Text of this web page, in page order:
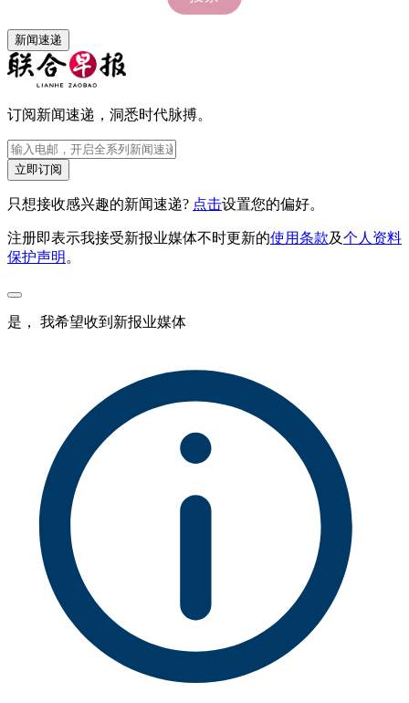
新闻速递
订阅新闻速递，洞悉时代脉搏。
立即订阅
只想接收感兴趣的新闻速递? 点击设置您的偏好。
注册即表示我接受新报业媒体不时更新的使用条款及个人资料
保护声明 。
是， 我希望收到新报业媒体